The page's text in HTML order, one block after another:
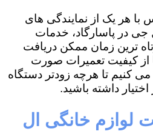
با هر یک از نمایندگی های
جی در پاسارگاد، خدمات
ترین زمان ممکن دریافت
از کیفیت تعمیرات صورت
می کنیم تا هرچه زودتر دستگاه
داشته باشید.
لوازم خانگی ال